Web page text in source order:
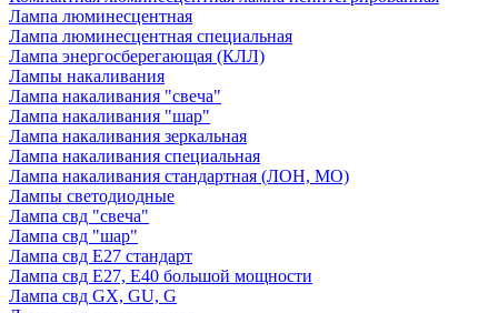
Лампа люминесцентная
Лампа люминесцентная специальная
Лампа энергосберегающая (КЛЛ)
Лампы накаливания
Лампа накаливания "свеча"
Лампа накаливания "шар"
Лампа накаливания зеркальная
Лампа накаливания специальная
Лампа накаливания стандартная (ЛОН, МО)
Лампы светодиодные
Лампа свд "свеча"
Лампа свд "шар"
Лампа свд E27 стандарт
Лампа свд E27, Е40 большой мощности
Лампа свд GX, GU, G